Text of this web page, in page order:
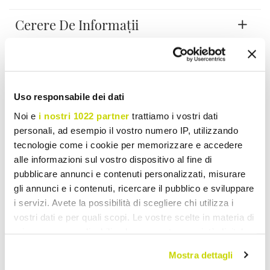
Uso responsabile dei dati
Noi e i nostri 1022 partner trattiamo i vostri dati
personali, ad esempio il vostro numero IP, utilizzando
tecnologie come i cookie per memorizzare e accedere
alle informazioni sul vostro dispositivo al fine di
pubblicare annunci e contenuti personalizzati, misurare
gli annunci e i contenuti, ricercare il pubblico e sviluppare
i servizi. Avete la possibilità di scegliere chi utilizza i
vostri dati e per quali scopi. Le vostre scelte in materia di
modificare o revocare il proprio consenso in qualsiasi
Mostra dettagli
Cerere De Informații
trebuie să Vă autentificați pentru a putea scrie
opinia ta.
Trimite opinia ta despre acest produs Print